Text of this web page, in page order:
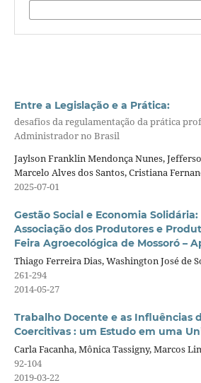
Entre a Legislação e a Prática:
desafios da regulamentação da prática
Administrador no Brasil
Jaylson Franklin Mendonça Nunes,
Marcelo Alves dos Santos, Cristiana
2025-07-01
Gestão Social e Economia Solidária:
Associação dos Produtores e
Feira Agroecológica de Mossoró –
Thiago Ferreira Dias, Washington José de
261-294
2014-05-27
Trabalho Docente e as Influências
Coercitivas : um Estudo em uma
Carla Facanha, Mônica Tassigny, Marcos
92-104
2019-03-22